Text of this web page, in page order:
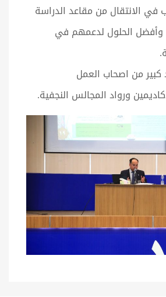
في الانتقال من مقاعد الدراسة
الحلول لدعمهم في
من اصحاب العمل
ورواد المجالس النجفية.